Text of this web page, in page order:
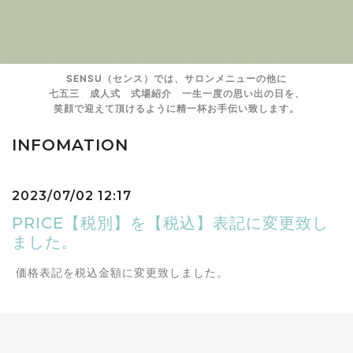
SENSU（センス）では、サロンメニューの他に
七五三 成人式 式場紹介 一生一度の思い出の日を、
笑顔で迎えて頂けるように精一杯お手伝い致します。
INFOMATION
2023/07/02 12:17
PRICE【税別】を【税込】表記に変更致し
ました。
価格表記を税込金額に変更致しました。